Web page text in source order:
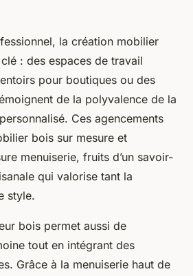
la création mobilier
: des espaces de travail
pour boutiques ou des
de la polyvalence de la
Ces agencements
bois sur mesure et
menuiserie, fruits d’un savoir-
qui valorise tant la
style.
bois permet aussi de
tout en intégrant des
Grâce à la menuiserie haut de